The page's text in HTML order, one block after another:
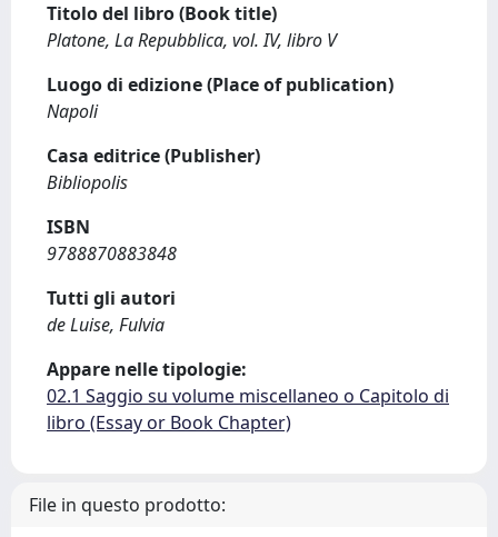
Titolo del libro (Book title)
Platone, La Repubblica, vol. IV, libro V
Luogo di edizione (Place of publication)
Napoli
Casa editrice (Publisher)
Bibliopolis
ISBN
9788870883848
Tutti gli autori
de Luise, Fulvia
Appare nelle tipologie:
02.1 Saggio su volume miscellaneo o Capitolo di
libro (Essay or Book Chapter)
File in questo prodotto: